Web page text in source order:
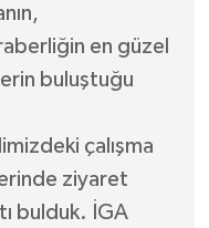
en güzel
buluştuğu
çalışma
ziyaret
bulduk. İGA